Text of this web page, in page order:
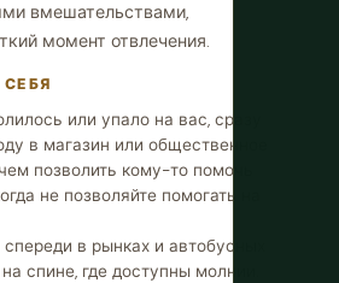
вмешательствами,
момент отвлечения.
или упало на вас, сразу
в магазин или общественное
позволить кому-то помочь
не позволяйте помогать на
в рынках и автобусных
спине, где доступны молнии.